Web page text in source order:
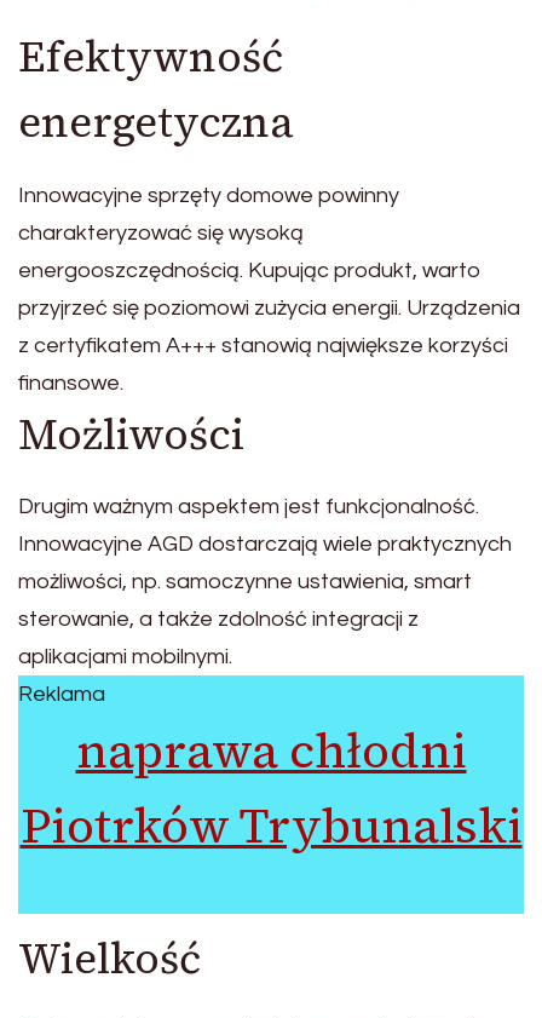
Efektywność
energetyczna
Innowacyjne sprzęty domowe powinny
charakteryzować się wysoką
energooszczędnością. Kupując produkt, warto
przyjrzeć się poziomowi zużycia energii. Urządzenia
z certyfikatem A+++ stanowią największe korzyści
finansowe.
Możliwości
Drugim ważnym aspektem jest funkcjonalność.
Innowacyjne AGD dostarczają wiele praktycznych
możliwości, np. samoczynne ustawienia, smart
sterowanie, a także zdolność integracji z
aplikacjami mobilnymi.
Reklama
naprawa chłodni
Piotrków Trybunalski
Wielkość